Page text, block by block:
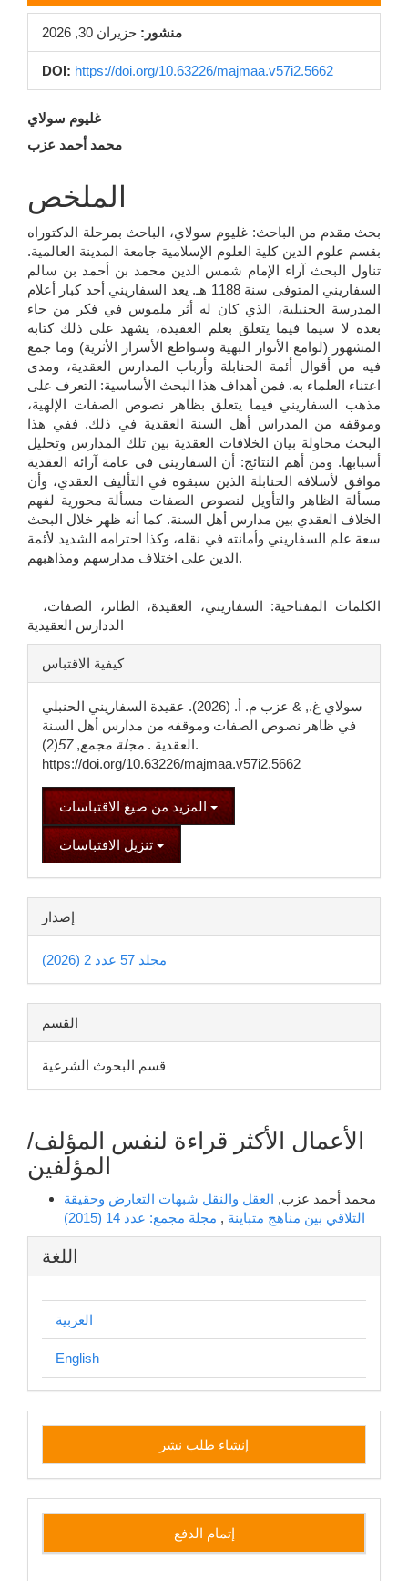
منشور: حزيران 30, 2026
DOI: https://doi.org/10.63226/majmaa.v57i2.5662
محتوى
المقالة
الرئيسي
غليوم سولاي
محمد أحمد عزب
الملخص
بحث مقدم من الباحث: غليوم سولاي، الباحث بمرحلة الدكتوراه
بقسم علوم الدين كلية العلوم الإسلامية جامعة المدينة العالمية.
تناول البحث آراء الإمام شمس الدين محمد بن أحمد بن سالم
السفاريني المتوفى سنة 1188 هـ. يعد السفاريني أحد كبار أعلام
المدرسة الحنبلية، الذي كان له أثر ملموس في فكر من جاء
بعده لا سيما فيما يتعلق بعلم العقيدة، يشهد على ذلك كتابه
المشهور (لوامع الأنوار البهية وسواطع الأسرار الأثرية) وما جمع
فيه من أقوال أئمة الحنابلة وأرباب المدارس العقدية، ومدى
اعتناء العلماء به. فمن أهداف هذا البحث الأساسية: التعرف على
مذهب السفاريني فيما يتعلق بظاهر نصوص الصفات الإلهية،
وموقفه من المدراس أهل السنة العقدية في ذلك. ففي هذا
البحث محاولة بيان الخلافات العقدية بين تلك المدارس وتحليل
أسبابها. ومن أهم النتائج: أن السفاريني في عامة آرائه العقدية
موافق لأسلافه الحنابلة الذين سبقوه في التأليف العقدي، وأن
مسألة الظاهر والتأويل لنصوص الصفات مسألة محورية لفهم
الخلاف العقدي بين مدارس أهل السنة. كما أنه ظهر خلال البحث
سعة علم السفاريني وأمانته في نقله، وكذا احترامه الشديد لأئمة
الدين على اختلاف مدارسهم ومذاهبهم.
الددارس العقيدية
تفاصيل
المقالة
كيفية الاقتباس
سولاي غ., & عزب م. أ. (2026). عقيدة السفاريني الحنبلي
في ظاهر نصوص الصفات وموقفه من مدارس أهل السنة
العقدية . مجلة مجمع,
57
(2).
https://doi.org/10.63226/majmaa.v57i2.5662
المزيد من صيغ الاقتباسات
تنزيل الاقتباسات
إصدار
مجلد 57 عدد 2 (2026)
القسم
قسم البحوث الشرعية
الأعمال الأكثر قراءة لنفس المؤلف/
المؤلفين
محمد أحمد عزب, العقل والنقل شبهات التعارض وحقيقة
التلاقي بين مناهج متباينة , مجلة مجمع: عدد 14 (2015)
اللغة
العربية
English
إنشاء
طلب
نشر
إنشاء طلب نشر
side
إتمام الدفع